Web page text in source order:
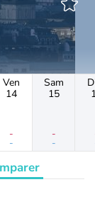
Ven
14
-
-
Sam
15
-
-